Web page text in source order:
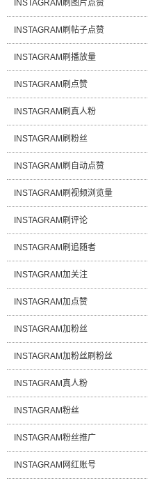
INSTAGRAM刷图片点赞
INSTAGRAM刷帖子点赞
INSTAGRAM刷播放量
INSTAGRAM刷点赞
INSTAGRAM刷真人粉
INSTAGRAM刷粉丝
INSTAGRAM刷自动点赞
INSTAGRAM刷视频浏览量
INSTAGRAM刷评论
INSTAGRAM刷追随者
INSTAGRAM加关注
INSTAGRAM加点赞
INSTAGRAM加粉丝
INSTAGRAM加粉丝刷粉丝
INSTAGRAM真人粉
INSTAGRAM粉丝
INSTAGRAM粉丝推广
INSTAGRAM网红账号